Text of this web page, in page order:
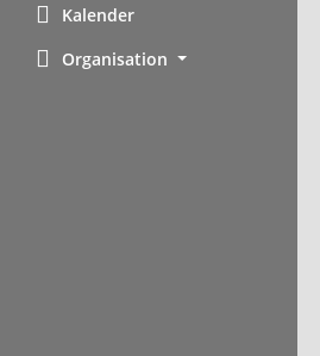
Kalender
Organisation